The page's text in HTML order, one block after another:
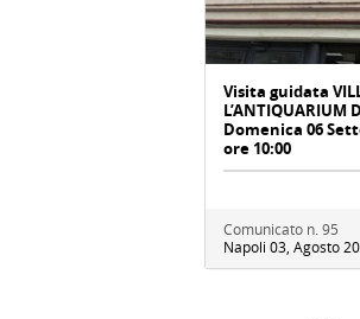
Visita guidata
L’ANTIQUARIUM
Domenica 06
ore 10:00
Comunicato n. 95
Napoli 03, Agosto